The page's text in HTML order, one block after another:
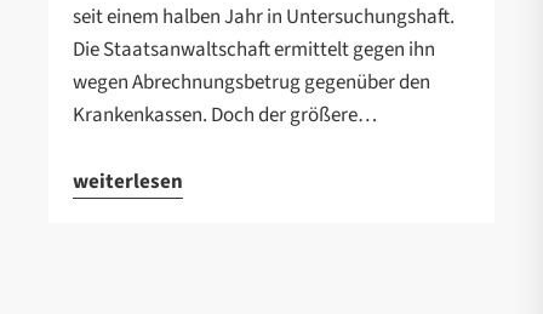
seit einem halben Jahr in Untersuchungshaft.
Die Staatsanwaltschaft ermittelt gegen ihn
wegen Abrechnungsbetrug gegenüber den
Krankenkassen. Doch der größere…
weiterlesen